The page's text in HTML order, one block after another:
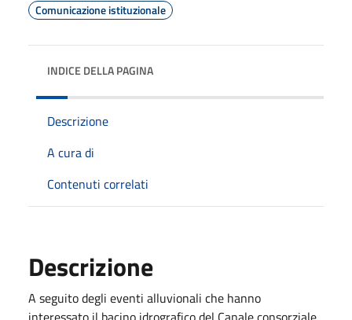
Comunicazione istituzionale
INDICE DELLA PAGINA
Descrizione
A cura di
Contenuti correlati
Descrizione
A seguito degli eventi alluvionali che hanno